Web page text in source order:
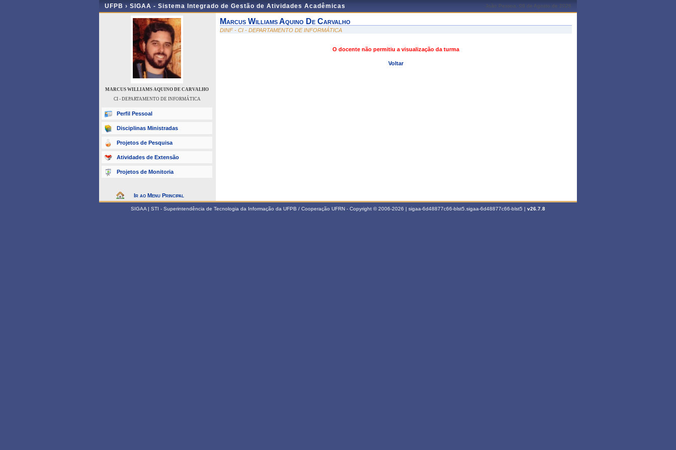
UFPB › SIGAA - Sistema Integrado de Gestão de Atividades Acadêmicas João Pessoa, 08 de Agosto de 2026
MARCUS WILLIAMS AQUINO DE CARVALHO
CI - DEPARTAMENTO DE INFORMÁTICA
Perfil Pessoal
Disciplinas Ministradas
Projetos de Pesquisa
Atividades de Extensão
Projetos de Monitoria
Ir ao Menu Principal
Marcus Williams Aquino De Carvalho
DINF - CI - DEPARTAMENTO DE INFORMÁTICA
O docente não permitiu a visualização da turma
Voltar
SIGAA | STI - Superintendência de Tecnologia da Informação da UFPB / Cooperação UFRN - Copyright © 2006-2026 | sigaa-6d48877c66-blst5.sigaa-6d48877c66-blst5 | v26.7.8